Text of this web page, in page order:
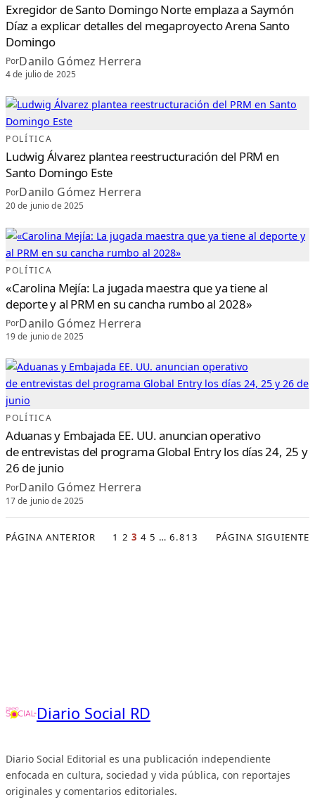
Exregidor de Santo Domingo Norte emplaza a Saymón
Díaz a explicar detalles del megaproyecto Arena Santo
Domingo
PorDanilo Gómez Herrera
4 de julio de 2025
POLÍTICA
Ludwig Álvarez plantea reestructuración del PRM en
Santo Domingo Este
PorDanilo Gómez Herrera
20 de junio de 2025
POLÍTICA
«Carolina Mejía: La jugada maestra que ya tiene al
deporte y al PRM en su cancha rumbo al 2028»
PorDanilo Gómez Herrera
19 de junio de 2025
POLÍTICA
Aduanas y Embajada EE. UU. anuncian operativo
de entrevistas del programa Global Entry los días 24, 25 y
26 de junio
PorDanilo Gómez Herrera
17 de junio de 2025
PÁGINA ANTERIOR 1 2 3 4 5 … 6.813 PÁGINA SIGUIENTE
Diario Social RD
Diario Social Editorial es una publicación independiente
enfocada en cultura, sociedad y vida pública, con reportajes
originales y comentarios editoriales.